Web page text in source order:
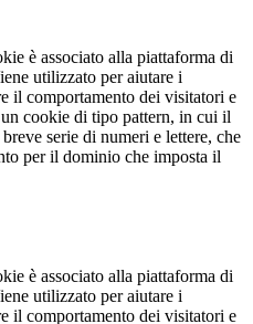
è associato alla piattaforma di
utilizzato per aiutare i
il comportamento dei visitatori e
cookie di tipo pattern, in cui il
serie di numeri e lettere, che
per il dominio che imposta il
è associato alla piattaforma di
utilizzato per aiutare i
il comportamento dei visitatori e